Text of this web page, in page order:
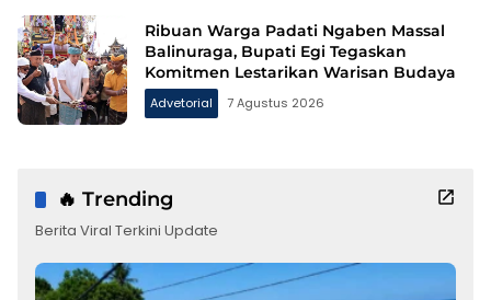
Ribuan Warga Padati Ngaben Massal
Balinuraga, Bupati Egi Tegaskan
Komitmen Lestarikan Warisan Budaya
Advetorial 7 Agustus 2026
🔥 Trending
Berita Viral Terkini Update